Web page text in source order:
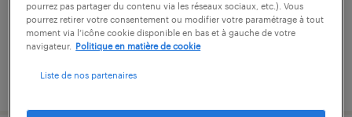
publié le 24 avril 2026
pourrez pas partager du contenu via les réseaux sociaux, etc.). Vous
pourrez retirer votre consentement ou modifier votre paramétrage à tout
moment via l’icône cookie disponible en bas et à gauche de votre
navigateur.
Politique en matière de cookie
Liste de nos partenaires